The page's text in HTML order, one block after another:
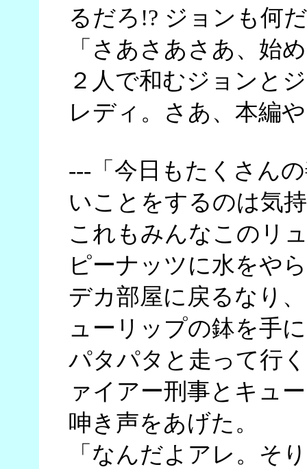
るだろ!? ジョンも何
「さあさあさあ、始
２人で和むジョンと
レディ。さあ、本編
---「今日もたくさん
いことをするのは気
これもみんなこのリ
ピーナッツに水をや
デカ部屋に戻るなり
ューリップの鉢を手に
パタパタと走って行
ァイアー刑事とキュ
呻き声をあげた。
「なんだよアレ。そ